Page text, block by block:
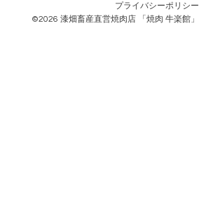
プライバシーポリシー
©2026 漆畑畜産直営焼肉店 「焼肉 牛楽館」